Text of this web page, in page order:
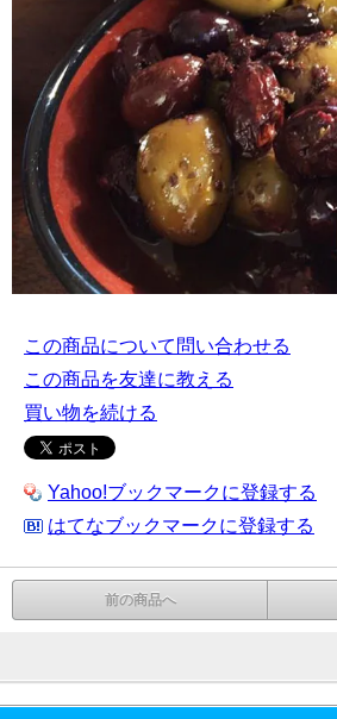
この商品について問い合わせる
この商品を友達に教える
買い物を続ける
Yahoo!ブックマークに登録する
はてなブックマークに登録する
前の商品へ